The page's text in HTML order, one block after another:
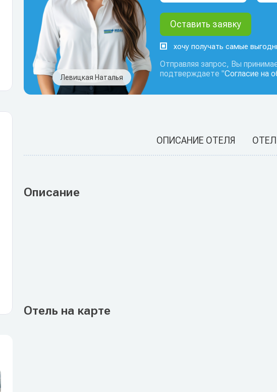
Левицкая Наталья
хочу получать самые
Отправляя запрос, Вы
подтверждаете "Согласие на
ОПИСАНИЕ ОТЕЛЯ
Описание
Отель на карте